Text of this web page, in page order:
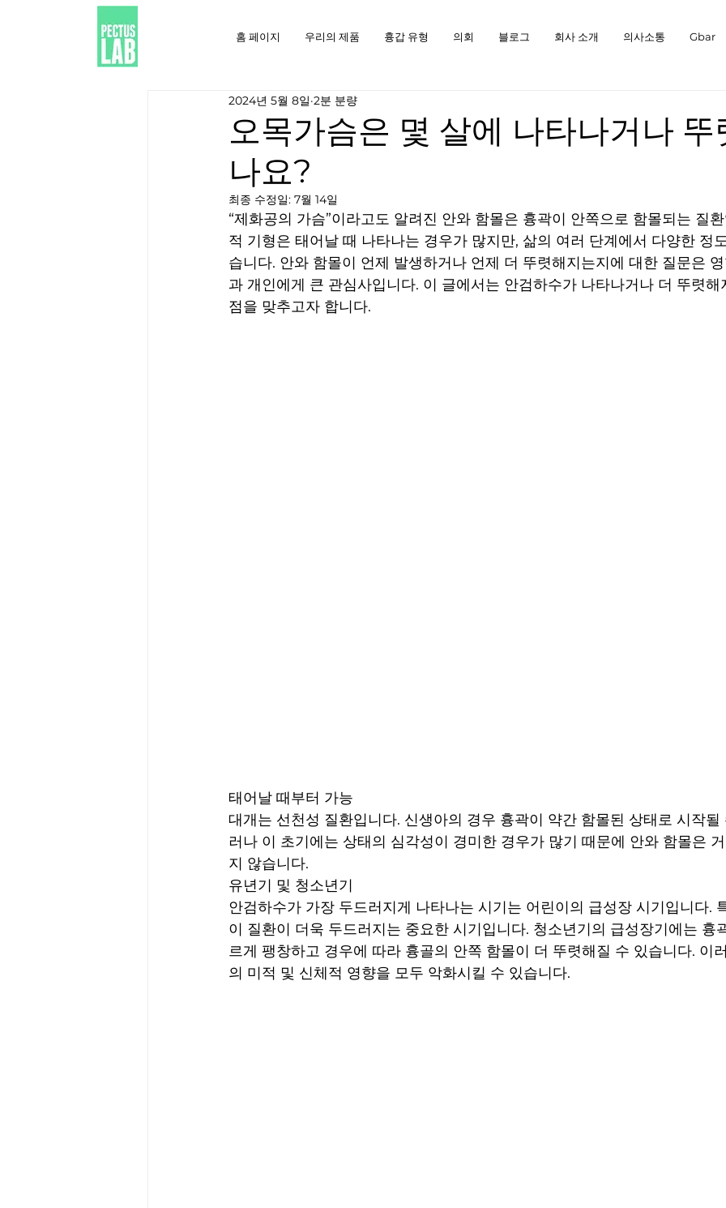
홈 페이지 우리의 제품 흉갑 유형 의회 블로그 회사 소개 의사소통 Gbar
오목가슴은 몇 살에 나타나거나 뚜
나요?
2024년 5월 8일 2분 분량
최종 수정일: 7월 14일
“제화공의 가슴”이라고도 알려진 안와 함몰은 흉곽이 안쪽으로 함몰되는 질
적 기형은 태어날 때 나타나는 경우가 많지만, 삶의 여러 단계에서 다양한 정
습니다. 안와 함몰이 언제 발생하거나 언제 더 뚜렷해지는지에 대한 질문은
과 개인에게 큰 관심사입니다. 이 글에서는 안검하수가 나타나거나 더 뚜렷해
점을 맞추고자 합니다.
태어날 때부터 가능
대개는 선천성 질환입니다. 신생아의 경우 흉곽이 약간 함몰된 상태로 시작될
러나 이 초기에는 상태의 심각성이 경미한 경우가 많기 때문에 안와 함몰은
지 않습니다.
유년기 및 청소년기
안검하수가 가장 두드러지게 나타나는 시기는 어린이의 급성장 시기입니다.
이 질환이 더욱 두드러지는 중요한 시기입니다. 청소년기의 급성장기에는 흉
르게 팽창하고 경우에 따라 흉골의 안쪽 함몰이 더 뚜렷해질 수 있습니다. 이
의 미적 및 신체적 영향을 모두 악화시킬 수 있습니다.